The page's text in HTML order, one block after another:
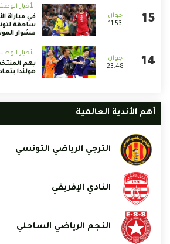
11:53
الأخبار
في مباراة
ساحقة
مشوار
23:48
الأخبار
يهم
هولندا
أهم الأندية العالمية
الترجي الرياضي التونسي
النادي الإفريقي
النجم الرياضي الساحلي